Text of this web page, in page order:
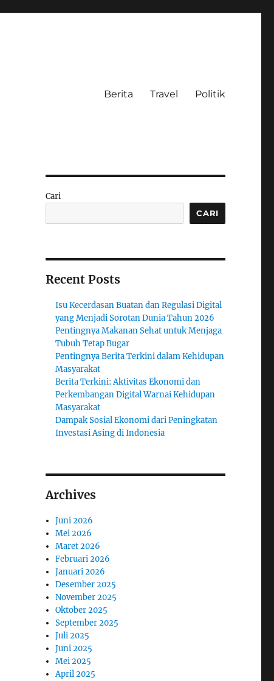
Berita Travel Politik
Cari
CARI
Recent Posts
Isu Kecerdasan Buatan dan Regulasi Digital
yang Menjadi Sorotan Dunia Tahun 2026
Pentingnya Makanan Sehat untuk Menjaga
Tubuh Tetap Bugar
Pentingnya Berita Terkini dalam Kehidupan
Masyarakat
Berita Terkini: Aktivitas Ekonomi dan
Perkembangan Digital Warnai Kehidupan
Masyarakat
Dampak Sosial Ekonomi dari Peningkatan
Investasi Asing di Indonesia
Archives
Juni 2026
Mei 2026
Maret 2026
Februari 2026
Januari 2026
Desember 2025
November 2025
Oktober 2025
September 2025
Juli 2025
Juni 2025
Mei 2025
April 2025